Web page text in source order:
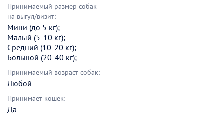
Принимаемый размер собак
на выгул/визит:
Мини (до 5 кг);
Малый (5-10 кг);
Средний (10-20 кг);
Большой (20-40 кг);
Принимаемый возраст собак:
Любой
Принимает кошек:
Да